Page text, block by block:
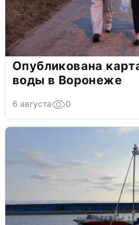
Опубликована
воды в Воронеже
6 августа 0